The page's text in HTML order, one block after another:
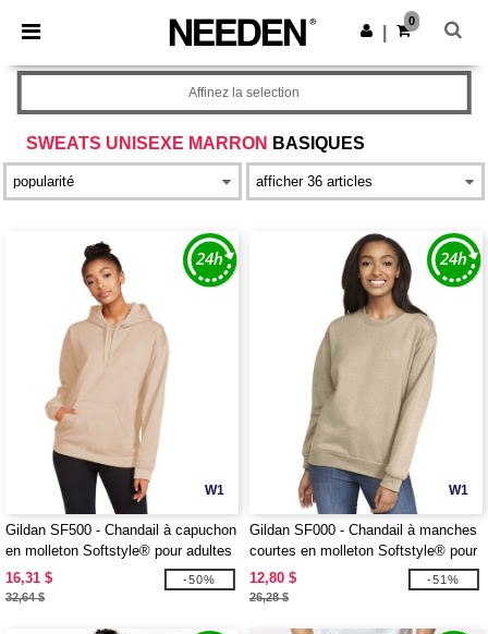
× Appli Needen
Meilleurs prix sur l’app !
Obtenir l'appli
0
SWEATS UNISEXE MARRON BASIQUES
Affinez la selection
W1
Gildan SF500 - Chandail à capuchon
en molleton Softstyle® pour adultes
16,31 $
32,64 $
-50%
W1
Gildan SF000 - Chandail à manches
courtes en molleton Softstyle® pour
adultes
12,80 $
26,28 $
-51%